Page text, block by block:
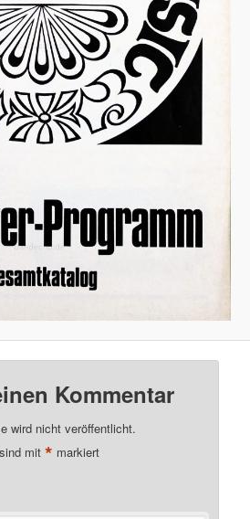
Kommentar
wird nicht veröffentlicht.
mit* markiert